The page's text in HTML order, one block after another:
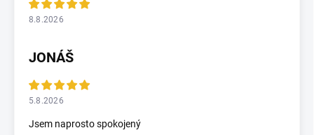
8.8.2026
JONÁŠ
5.8.2026
Jsem naprosto spokojený